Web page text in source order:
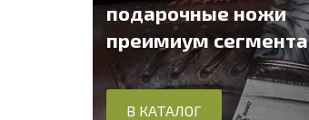
подарочные ножи
преимиум сегмента
В КАТАЛОГ